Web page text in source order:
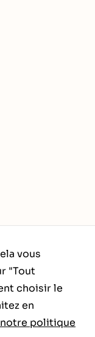
vous
"Tout
choisir le
en
notre politique